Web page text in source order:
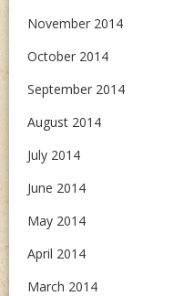
November 2014
October 2014
September 2014
August 2014
July 2014
June 2014
May 2014
April 2014
March 2014